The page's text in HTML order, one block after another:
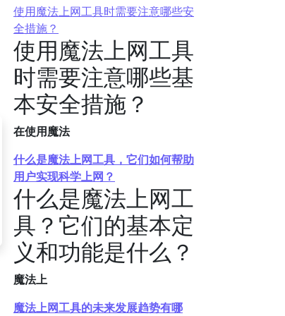
使用魔法上网工具时需要注意哪些安
全措施？
使用魔法上网工具
时需要注意哪些基
本安全措施？
在使用魔法
什么是魔法上网工具，它们如何帮助
用户实现科学上网？
什么是魔法上网工
具？它们的基本定
义和功能是什么？
魔法上
魔法上网工具的未来发展趋势有哪